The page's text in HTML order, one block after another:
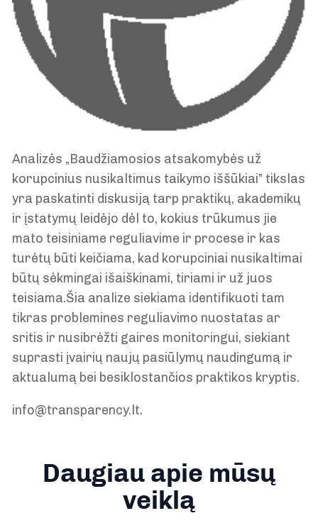
Analizės „Baudžiamosios atsakomybės už
korupcinius nusikaltimus taikymo iššūkiai” tikslas
yra paskatinti diskusiją tarp praktikų, akademikų
ir įstatymų leidėjo dėl to, kokius trūkumus jie
mato teisiniame reguliavime ir procese ir kas
turėtų būti keičiama, kad korupciniai nusikaltimai
būtų sėkmingai išaiškinami, tiriami ir už juos
teisiama.Šia analize siekiama identifikuoti tam
tikras problemines reguliavimo nuostatas ar
sritis ir nusibrėžti gaires monitoringui, siekiant
suprasti įvairių naujų pasiūlymų naudingumą ir
aktualumą bei besiklostančios praktikos kryptis.
info@transparency.lt.
Daugiau apie mūsų
veiklą